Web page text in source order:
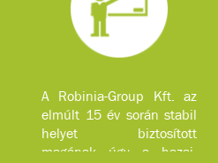
A Robinia-Group Kft. az
elmúlt 15 év során stabil
helyet biztosított
magának úgy a hazai,